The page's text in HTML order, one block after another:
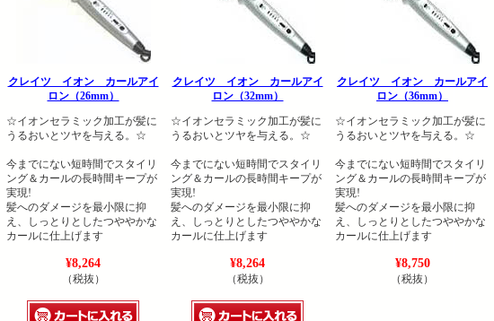
クレイツ イオン カールアイ
ロン（26mm）
クレイツ イオン カールアイ
ロン（32mm）
クレイツ イオン カールアイ
ロン（36mm）
☆イオンセラミック加工が髪に
うるおいとツヤを与える。☆
今までにない短時間でスタイリ
ング＆カールの長時間キープが
実現!
髪へのダメージを最小限に抑
え、しっとりとしたつややかな
カールに仕上げます
☆イオンセラミック加工が髪に
うるおいとツヤを与える。☆
今までにない短時間でスタイリ
ング＆カールの長時間キープが
実現!
髪へのダメージを最小限に抑
え、しっとりとしたつややかな
カールに仕上げます
☆イオンセラミック加工が髪に
うるおいとツヤを与える。☆
今までにない短時間でスタイリ
ング＆カールの長時間キープが
実現!
髪へのダメージを最小限に抑
え、しっとりとしたつややかな
カールに仕上げます
¥8,264
（税抜）
¥8,264
（税抜）
¥8,750
（税抜）